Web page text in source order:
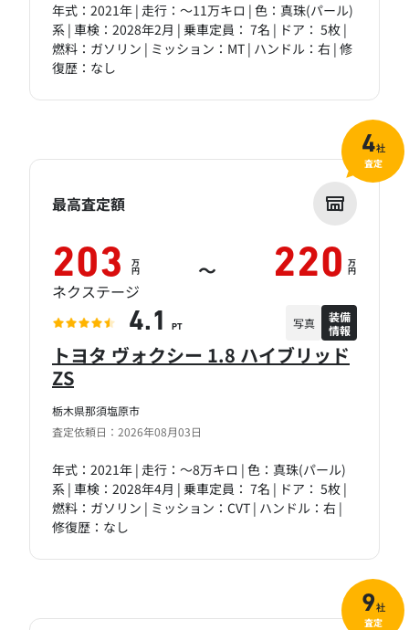
年式：2021年 | 走行：～11万キロ | 色：真珠(パール)
系 | 車検：2028年2月 | 乗車定員： 7名 | ドア： 5枚 |
燃料：ガソリン | ミッション：MT | ハンドル：右 | 修
復歴：なし
栃木県那須塩原市
査定依頼日：2026年08月03日
トヨタ ヴォクシー 1.8 ハイブリッド
ZS
年式：2021年 | 走行：～8万キロ | 色：真珠(パール)
系 | 車検：2028年4月 | 乗車定員： 7名 | ドア： 5枚 |
燃料：ガソリン | ミッション：CVT | ハンドル：右 |
修復歴：なし
最高査定額
203 万
円 ～ 220 万
円
ネクステージ
4.1 PT 写真
装備
情報
4社
査定
9社
査定